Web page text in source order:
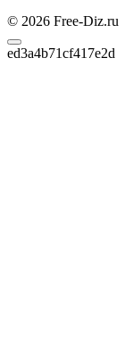
© 2026 Free-Diz.ru
ed3a4b71cf417e2d